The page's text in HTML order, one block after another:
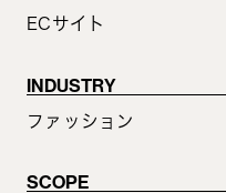
ECサイト
INDUSTRY
ファッション
SCOPE